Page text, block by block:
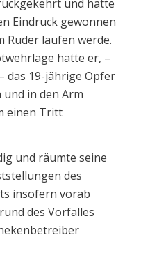
und hatte
Eindruck gewonnen
Ruder laufen werde.
hatte er, –
das 19-jährige Opfer
in den Arm
einen Tritt
und räumte seine
des
insofern vorab
des Vorfalles